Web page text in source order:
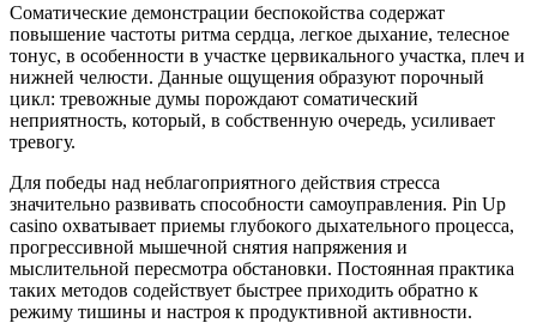
Соматические демонстрации беспокойства содержат
повышение частоты ритма сердца, легкое дыхание, телесное
тонус, в особенности в участке цервикального участка, плеч и
нижней челюсти. Данные ощущения образуют порочный
цикл: тревожные думы порождают соматический
неприятность, который, в собственную очередь, усиливает
тревогу.
Для победы над неблагоприятного действия стресса
значительно развивать способности самоуправления. Pin Up
casino охватывает приемы глубокого дыхательного процесса,
прогрессивной мышечной снятия напряжения и
мыслительной пересмотра обстановки. Постоянная практика
таких методов содействует быстрее приходить обратно к
режиму тишины и настроя к продуктивной активности.